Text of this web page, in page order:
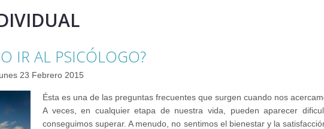
IR AL PSICÓLOGO?
23 Febrero 2015
Ésta es una de las preguntas frecuentes que surgen cuando nos
A veces, en cualquier etapa de nuestra vida, pueden aparecer
conseguimos superar. A menudo, no sentimos el bienestar y la